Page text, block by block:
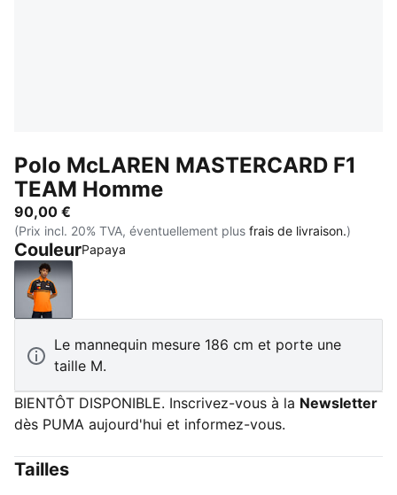
Polo McLAREN MASTERCARD F1
TEAM Homme
90,00 €
(Prix incl. 20% TVA, éventuellement plus frais de livraison.)
CouleurPapaya
Papaya
Le mannequin mesure 186 cm et porte une
taille M.
BIENTÔT DISPONIBLE. Inscrivez-vous à la Newsletter
dès PUMA aujourd'hui et informez-vous.
Tailles